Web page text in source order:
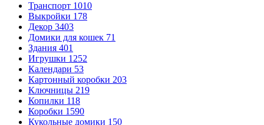
Транспорт 1010
Выкройки 178
Декор 3403
Домики для кошек 71
Здания 401
Игрушки 1252
Календари 53
Картонный коробки 203
Ключницы 219
Копилки 118
Коробки 1590
Кукольные домики 150